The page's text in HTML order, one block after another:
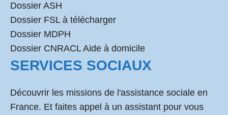
Dossier ASH
Dossier FSL à télécharger
Dossier MDPH
Dossier CNRACL Aide à domicile
SERVICES SOCIAUX
Découvrir les missions de l'assistance sociale en
France. Et faites appel à un assistant pour vous